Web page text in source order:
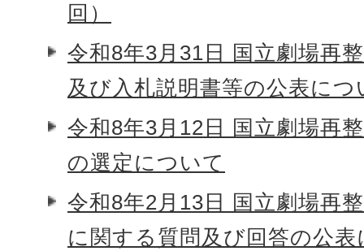
回）
令和8年3月31日 国立劇場再
及び入札説明書等の公表につ
令和8年3月12日 国立劇場再
の選定について
令和8年2月13日 国立劇場再
に関する質問及び回答の公